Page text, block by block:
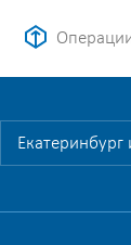
Екатеринбург